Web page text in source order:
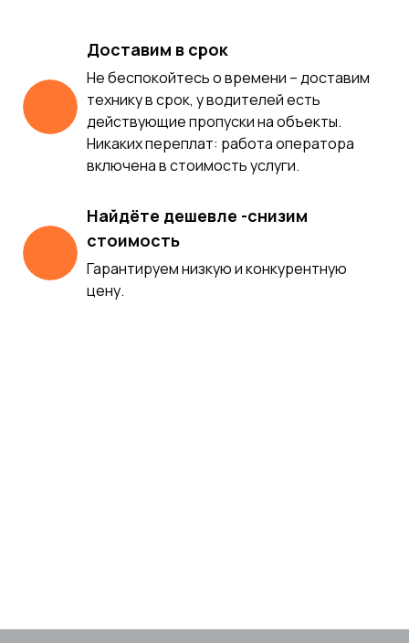
Доставим в срок
Не беспокойтесь о времени – доставим
технику в срок, у водителей есть
действующие пропуски на объекты.
Никаких переплат: работа оператора
включена в стоимость услуги.
Найдёте дешевле -снизим
стоимость
Гарантируем низкую и конкурентную
цену.